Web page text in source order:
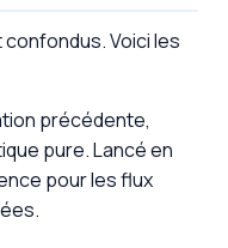
Voici les
précédente,
pure. Lancé en
pour les flux